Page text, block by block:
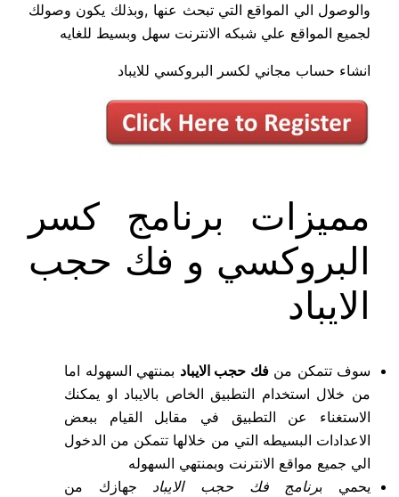
والوصول الي المواقع التي تبحث عنها ,وبذلك يكون وصولك
لجميع المواقع علي شبكه الانترنت سهل وبسيط للغايه
انشاء حساب مجاني لكسر البروكسي للايباد
مميزات برنامج كسر
البروكسي و فك حجب
الايباد
سوف تتمكن منفك حجب الايباد بمنتهي السهوله اما
من خلال استخدام التطبيق الخاص بالايباد او يمكنك
الاستغناء عن التطبيق في مقابل القيام ببعض
الاعدادات البسيطه التي من خلالها تتمكن من الدخول
الي جميع مواقع الانترنت وبمنتهي السهوله
يحمي برنامج فك حجب الايباد جهازك من